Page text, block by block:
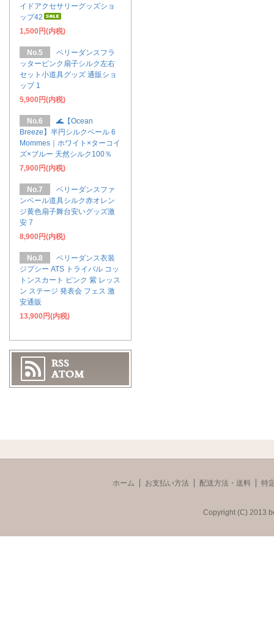
イドアクセサリーグッズショ
ップ42
1,500円(内税)
No.5
ベリーダンスフラ
ッターピンク扇子シルク左右
セット小道具グッズ 通販ショ
ップ 1
5,900円(内税)
No.6
🌊【Ocean
Breeze】半円シルクベール 6
Mommes｜ホワイト×ターコイ
ズ×ブルー 天然シルク100％
7,900円(内税)
No.7
ベリーダンスファ
ンベール道具シルク赤オレン
ジ黄色扇子舞台安いグッズ激
安 7
8,900円(内税)
No.8
ベリーダンス衣装
ジプシー ATS トライバル コッ
トンスカート ピンク 紫 レッス
ン ステージ 発表会 フェス 激
安通販
13,900円(内税)
ホーム お支払い方法 配送方法・送料 特
Copyright (C) 2013